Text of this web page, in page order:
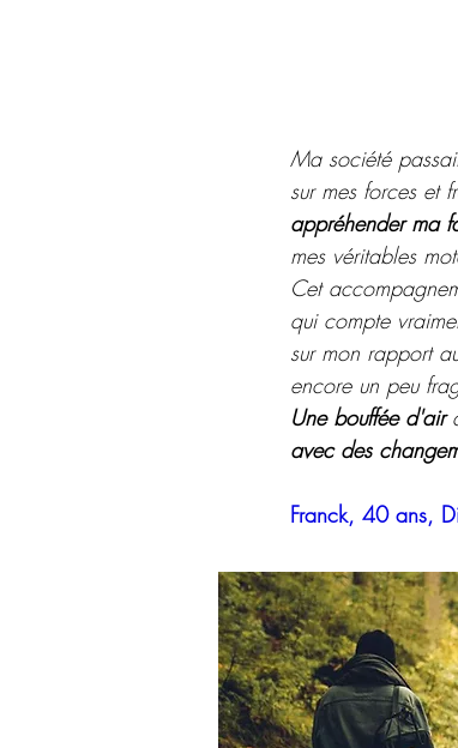
Ma société
sur mes forces et
appréhender ma
mes véritables
Cet
qui compte
sur mon rapport
encore un peu
Une bouffée d'air
avec des
Franck, 40 ans,